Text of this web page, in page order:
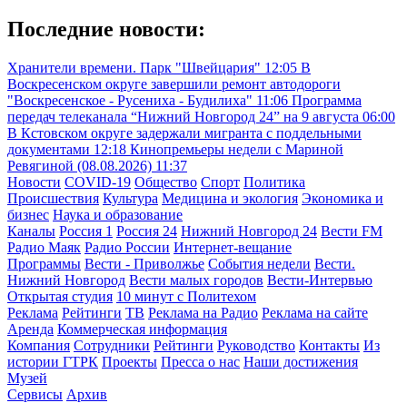
Последние новости:
Хранители времени. Парк "Швейцария" 12:05 В
Воскресенском округе завершили ремонт автодороги
"Воскресенское - Русениха - Будилиха" 11:06 Программа
передач телеканала “Нижний Новгород 24” на 9 августа 06:00
В Кстовском округе задержали мигранта с поддельными
документами 12:18 Кинопремьеры недели с Мариной
Ревягиной (08.08.2026) 11:37
Новости COVID-19 Общество Спорт Политика
Происшествия Культура Медицина и экология Экономика и
бизнес Наука и образование
Каналы Россия 1 Россия 24 Нижний Новгород 24 Вести FM
Радио Маяк Радио России Интернет-вещание
Программы Вести - Приволжье События недели Вести.
Нижний Новгород Вести малых городов Вести-Интервью
Открытая студия 10 минут с Политехом
Реклама Рейтинги ТВ Реклама на Радио Реклама на сайте
Аренда Коммерческая информация
Компания Сотрудники Рейтинги Руководство Контакты Из
истории ГТРК Проекты Пресса о нас Наши достижения
Музей
Сервисы Архив